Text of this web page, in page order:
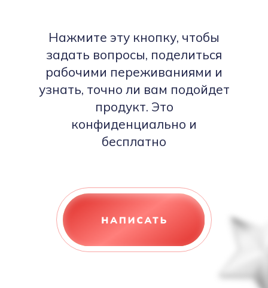
Нажмите эту кнопку, чтобы
задать вопросы, поделиться
рабочими переживаниями и
узнать, точно ли вам подойдет
продукт. Это
конфиденциально и
бесплатно